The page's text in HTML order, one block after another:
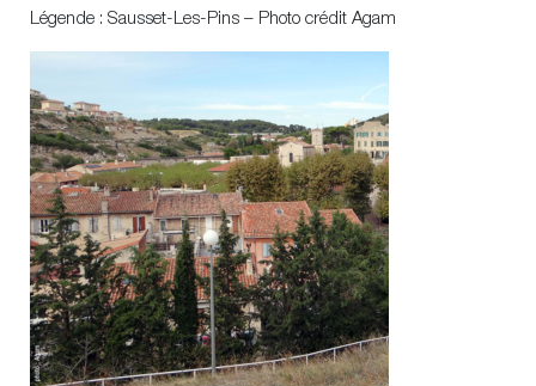
Légende : Sausset-Les-Pins – Photo crédit Agam